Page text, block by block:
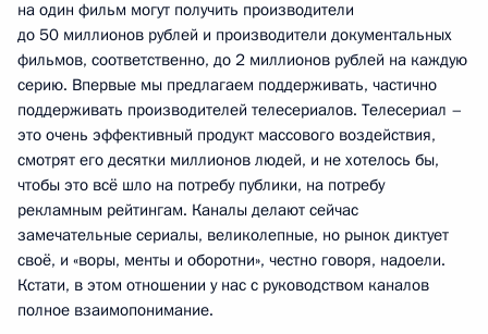
на один фильм могут получить производители
до 50 миллионов рублей и производители документальных
фильмов, соответственно, до 2 миллионов рублей на каждую
серию. Впервые мы предлагаем поддерживать, частично
поддерживать производителей телесериалов. Телесериал –
это очень эффективный продукт массового воздействия,
смотрят его десятки миллионов людей, и не хотелось бы,
чтобы это всё шло на потребу публики, на потребу
рекламным рейтингам. Каналы делают сейчас
замечательные сериалы, великолепные, но рынок диктует
своё, и «воры, менты и оборотни», честно говоря, надоели.
Кстати, в этом отношении у нас с руководством каналов
полное взаимопонимание.